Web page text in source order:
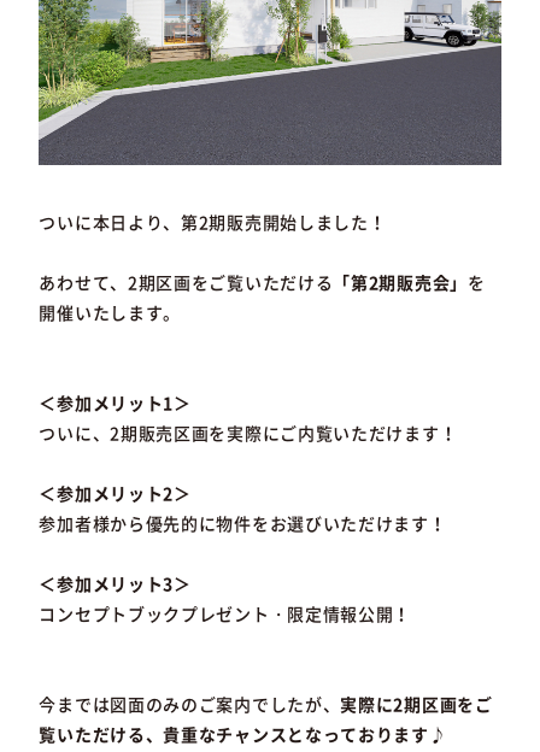
ついに本日より、第2期販売開始しました！
あわせて、2期区画をご覧いただける 「第2期販売会」 を
開催いたします。
＜参加メリット1＞
ついに、2期販売区画を実際にご内覧いただけます！
＜参加メリット2＞
参加者様から優先的に物件をお選びいただけます！
＜参加メリット3＞
コンセプトブックプレゼント・限定情報公開！
今までは図面のみのご案内でしたが、 実際に2期区画をご
覧いただける、貴重なチャンスとなっております♪